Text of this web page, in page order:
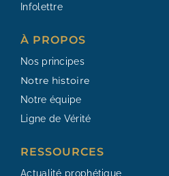
Infolettre
À PROPOS
Nos principes
Notre histoire
Notre équipe
Ligne de Vérité
RESSOURCES​
Actualité prophétique